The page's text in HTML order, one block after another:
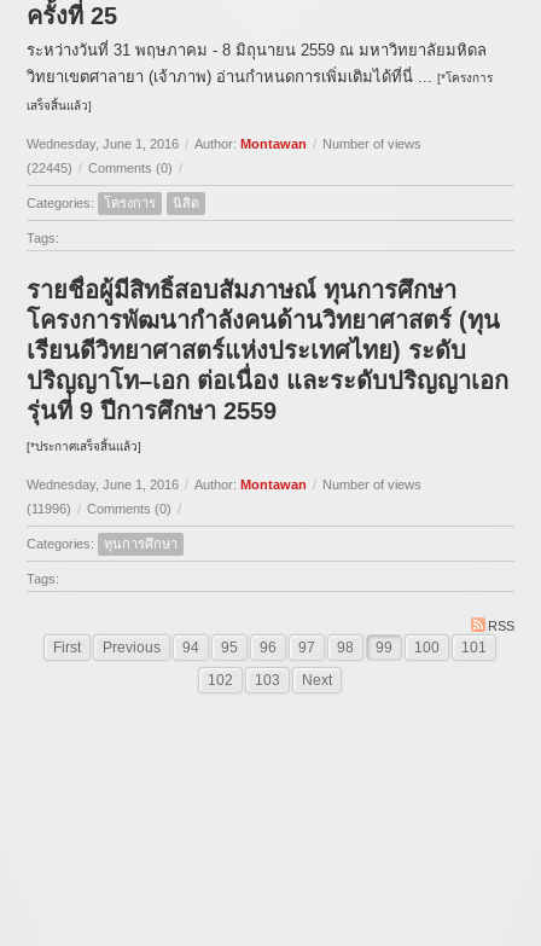
ครั้งที่ 25
ระหว่างวันที่ 31 พฤษภาคม - 8 มิถุนายน 2559 ณ มหาวิทยาลัยมหิดล
วิทยาเขตศาลายา (เจ้าภาพ) อ่านกำหนดการเพิ่มเติมได้ที่นี่ ...[*โครงการ
เสร็จสิ้นแล้ว]
Wednesday, June 1, 2016 / Author:Montawan / Number of views
(22445) / Comments (0) /
Categories: โครงการ นิสิต
Tags:
รายชื่อผู้มีสิทธิ์สอบสัมภาษณ์ ทุนการศึกษา
โครงการพัฒนากำลังคนด้านวิทยาศาสตร์ (ทุน
เรียนดีวิทยาศาสตร์แห่งประเทศไทย) ระดับ
ปริญญาโท–เอก ต่อเนื่อง และระดับปริญญาเอก
รุ่นที่ 9 ปีการศึกษา 2559
[*ประกาศเสร็จสิ้นแล้ว]
Wednesday, June 1, 2016 / Author:Montawan / Number of views
(11996) / Comments (0) /
Categories: ทุนการศึกษา
Tags:
RSS
First Previous 94 95 96 97 98 99 100
101
102
103 Next